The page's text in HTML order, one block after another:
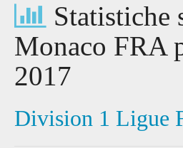
Statistiche
Monaco FRA
2017
Division 1 Ligue